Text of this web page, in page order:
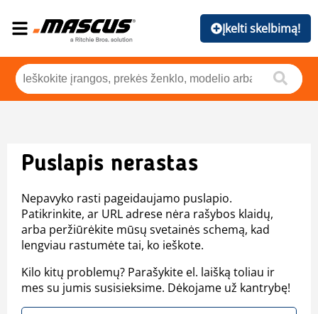
Įkelti skelbimą!
Puslapis nerastas
Nepavyko rasti pageidaujamo puslapio.
Patikrinkite, ar URL adrese nėra rašybos klaidų,
arba peržiūrėkite mūsų svetainės schemą, kad
lengviau rastumėte tai, ko ieškote.
Kilo kitų problemų? Parašykite el. laišką toliau ir
mes su jumis susisieksime. Dėkojame už kantrybę!